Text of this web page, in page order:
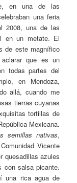
en una de las
una feria
2008, una de las
en un metate. El
de este magnífico
que es un
todas partes del
en Mendoza,
allá, cuando me
tierras cuyanas
tortillas de
Mexicana.
semillas nativas,
Vicente
quesadillas azules
con salsa picante.
una rica agua de